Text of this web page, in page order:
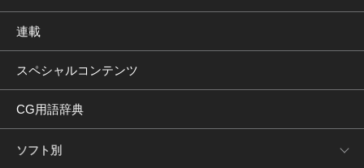
連載
スペシャルコンテンツ
CG用語辞典
ソフト別